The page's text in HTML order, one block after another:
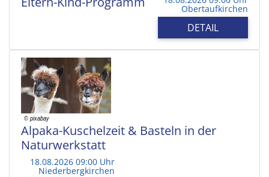
Obertaufkirchen
DETAIL
Alpaka-Kuschelzeit & Basteln in der
Naturwerkstatt
18.08.2026 09:00 Uhr
Niederbergkirchen